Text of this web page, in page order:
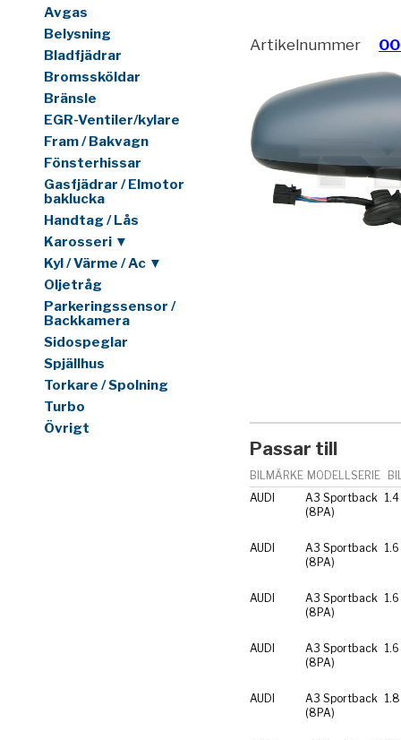
Avgas
Belysning
Bladfjädrar
Bromssköldar
Bränsle
EGR-Ventiler/kylare
Fram / Bakvagn
Fönsterhissar
Gasfjädrar / Elmotor
baklucka
Handtag / Lås
Karosseri ▼
Kyl / Värme / Ac ▼
Oljetråg
Parkeringssensor /
Backkamera
Sidospeglar
Spjällhus
Torkare / Spolning
Turbo
Övrigt
Artikelnummer
Passar till
BILMÄRKE MODELLSERIE
AUDI
A3 Sportback
(8PA)
AUDI
A3 Sportback
(8PA)
1.6
AUDI
A3 Sportback
(8PA)
AUDI
A3 Sportback
(8PA)
AUDI
A3 Sportback
(8PA)